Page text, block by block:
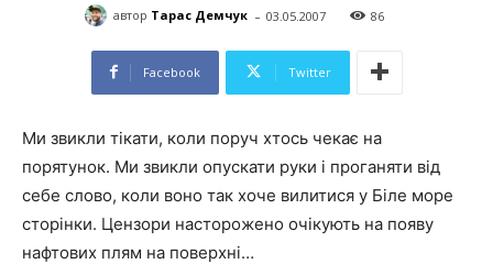
автор Тарас Демчук - 03.05.2007 86
Facebook Twitter
Ми звикли тікати, коли поруч хтось чекає на
порятунок. Ми звикли опускати руки і проганяти від
себе слово, коли воно так хоче вилитися у Біле море
сторінки. Цензори насторожено очікують на появу
нафтових плям на поверхні…